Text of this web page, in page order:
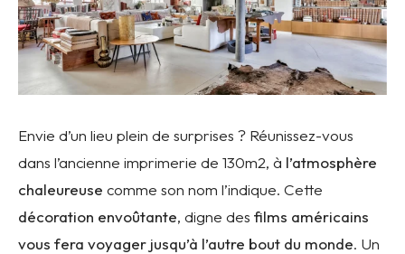
Envie d’un lieu plein de surprises ? Réunissez-vous
dans l’ancienne imprimerie de 130m2, à l’atmosphère
chaleureuse comme son nom l’indique. Cette
décoration envoûtante, digne des films américains
vous fera voyager jusqu’à l’autre bout du monde. Un